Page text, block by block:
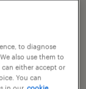
to diagnose
also use them to
either accept or
You can